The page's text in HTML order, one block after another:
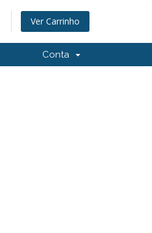
Ver Carrinho
Conta